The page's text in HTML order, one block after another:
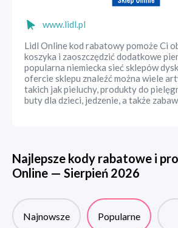
www.lidl.pl
Lidl Online kod rabatowy pomoże Ci
koszyka i zaoszczędzić dodatkowe
popularna niemiecka sieć sklepów
ofercie sklepu znaleźć można wiele
takich jak pieluchy, produkty do
buty dla dzieci, jedzenie, a także
Najlepsze kody rabatowe i
Online — Sierpień 2026
Najnowsze Popularne